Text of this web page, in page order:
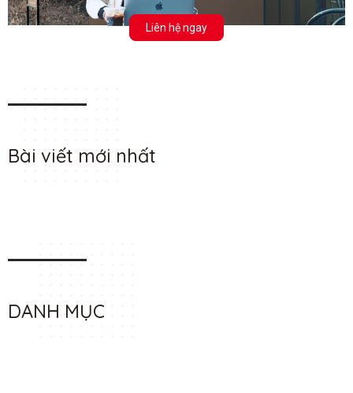
Liên hệ ngay
Bài viết mới nhất
DANH MỤC